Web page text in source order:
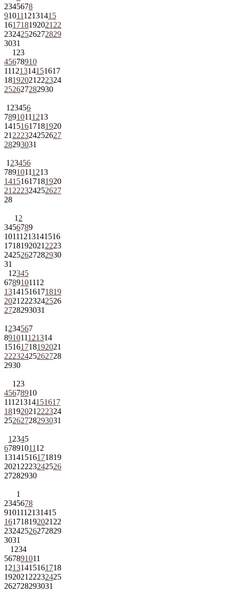
2345678
9101112131415
161718192021 22
23242526272829
3031
1 23
45678910
11121314151617
18192021 222324
252627282930
1 23456
78910111213
14151617181920
21 222324252627
28293031
1 23456
78910111213
14151617181920
21 222324252627
28
1 2
3456789
10111213141516
1718192021 2223
24252627282930
31
1 2345
6789101112
13141516171819
2021 2223242526
2728293031
1 234567
891011121314
15161718192021
22232425262728
2930
1 23
45678910
11121314151617
18192021 222324
25262728293031
1 2345
6789101112
13141516171819
2021 2223242526
27282930
1
2345678
9101112131415
161718192021 22
23242526272829
3031
1 234
567891011
12131415161718
192021 22232425
262728293031